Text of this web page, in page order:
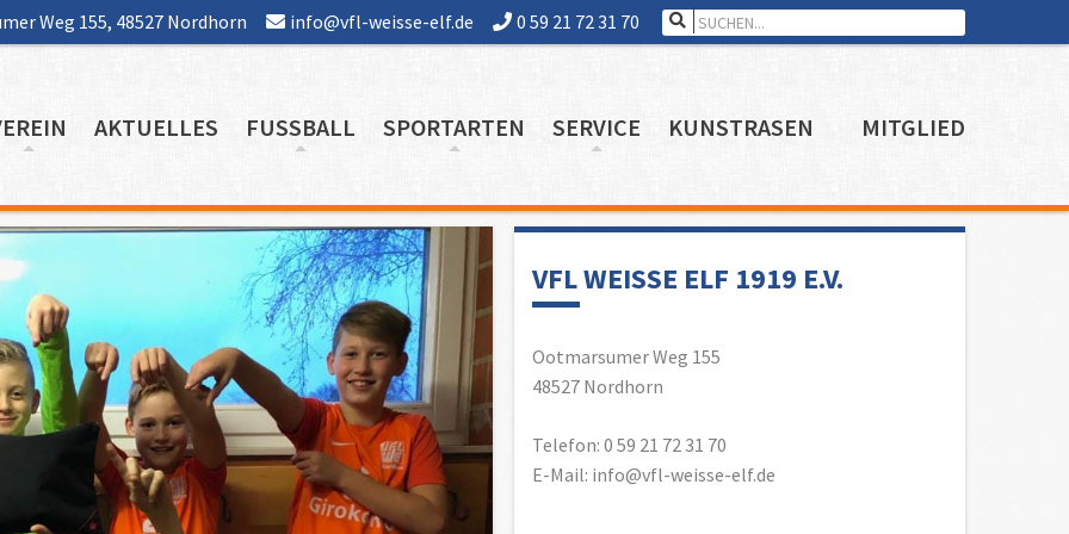
Weg 155, 48527 Nordhorn info@vfl-weisse-elf.de 0 59 21 72 31 70 Search for:
AKTUELLES FUSSBALL SPORTARTEN SERVICE KUNSTRASEN MITGLIED
VFL WEISSE ELF 1919 E.V.
Ootmarsumer Weg 155
48527 Nordhorn
Telefon: 0 59 21 72 31 70
E-Mail: info@vfl-weisse-elf.de